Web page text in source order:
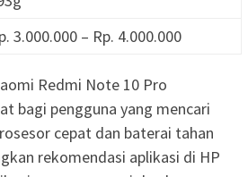
3.000.000 – Rp. 4.000.000
Redmi Note 10 Pro
bagi pengguna yang mencari
cepat dan baterai tahan
rekomendasi aplikasi di HP